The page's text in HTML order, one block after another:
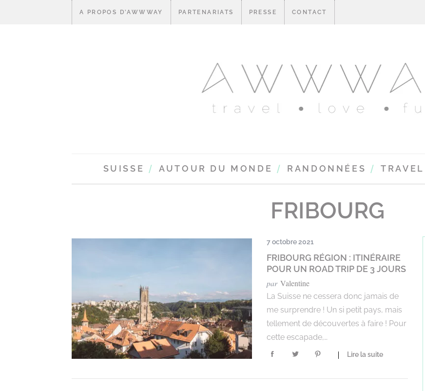
A PROPOS D’AWWWAY PARTENARIATS PRESSE CONTACT
SUISSE AUTOUR DU MONDE RANDONNÉES
FRIBOURG
7 octobre 2021
FRIBOURG RÉGION : ITINÉRAIRE
POUR UN ROAD TRIP DE 3 JOURS
par Valentine
La Suisse ne cessera donc jamais de
me surprendre ! Un si petit pays, mais
tellement de découvertes à faire ! Pour
cette escapade,…
Lire la suite